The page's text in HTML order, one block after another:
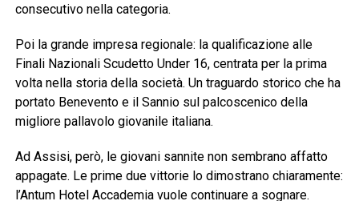
consecutivo nella categoria.
Poi la grande impresa regionale: la qualificazione alle
Finali Nazionali Scudetto Under 16, centrata per la prima
volta nella storia della società. Un traguardo storico che ha
portato Benevento e il Sannio sul palcoscenico della
migliore pallavolo giovanile italiana.
Ad Assisi, però, le giovani sannite non sembrano affatto
appagate. Le prime due vittorie lo dimostrano chiaramente:
l’Antum Hotel Accademia vuole continuare a sognare.